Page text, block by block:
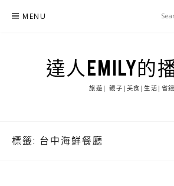
MENU
達人EMILY的
旅遊| 親子|美食|生活|省錢
標籤: 台中海鮮餐廳